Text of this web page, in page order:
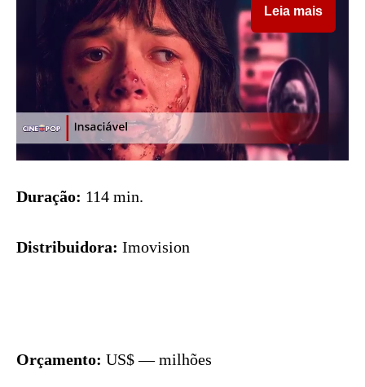
Leia mais
Duração: 114 min.
Distribuidora: Imovision
Orçamento: US$ — milhões